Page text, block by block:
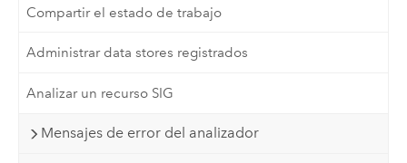
Compartir el estado de trabajo
Administrar data stores registrados
Analizar un recurso SIG
Mensajes de error del analizador